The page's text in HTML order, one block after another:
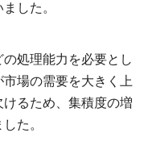
した。
処理能力を必要とし
場の需要を大きく上
るため、集積度の増
た。